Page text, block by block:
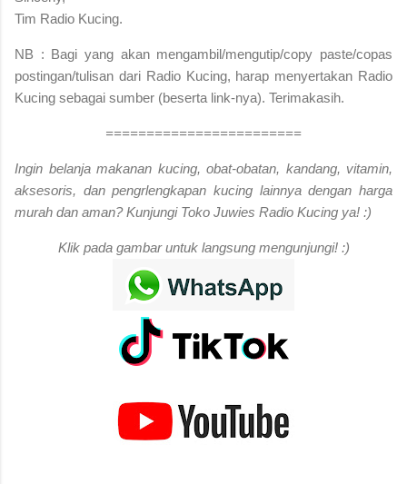
Tim Radio Kucing.
NB : Bagi yang akan mengambil/mengutip/copy paste/copas
postingan/tulisan dari Radio Kucing, harap menyertakan Radio
Kucing sebagai sumber (beserta link-nya). Terimakasih.
========================
Ingin belanja makanan kucing, obat-obatan, kandang, vitamin,
aksesoris, dan pengrlengkapan kucing lainnya dengan harga
murah dan aman? Kunjungi Toko Juwies Radio Kucing ya! :)
Klik pada gambar untuk langsung mengunjungi! :)